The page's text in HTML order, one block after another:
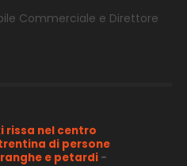
Commerciale e Direttore
rissa nel centro
di persone
e petardi -